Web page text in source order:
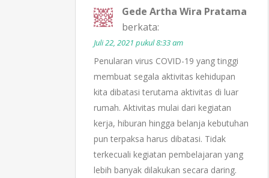
Gede Artha Wira Pratama
berkata:
Juli 22, 2021 pukul 8:33 am
Penularan virus COVID-19 yang tinggi
membuat segala aktivitas kehidupan
kita dibatasi terutama aktivitas di luar
rumah. Aktivitas mulai dari kegiatan
kerja, hiburan hingga belanja kebutuhan
pun terpaksa harus dibatasi. Tidak
terkecuali kegiatan pembelajaran yang
lebih banyak dilakukan secara daring.